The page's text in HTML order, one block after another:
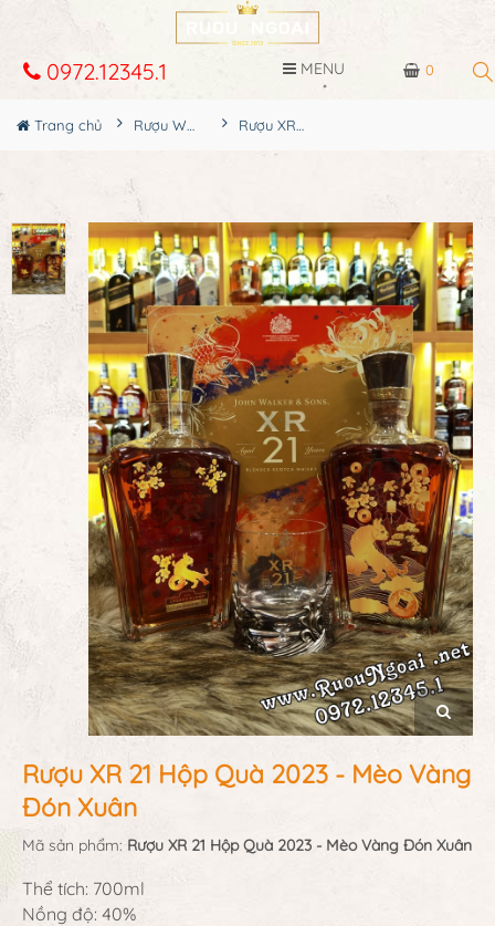
0
0972.12345.1 MENU
Trang chủ Rượu Whisky Rượu XR 21 Hộp Quà 2023 - Mèo Vàng Đón Xuân
Rượu XR 21 Hộp Quà 2023 - Mèo Vàng
Đón Xuân
Mã sản phẩm: Rượu XR 21 Hộp Quà 2023 - Mèo Vàng Đón Xuân
Thể tích: 700ml
Nồng độ: 40%